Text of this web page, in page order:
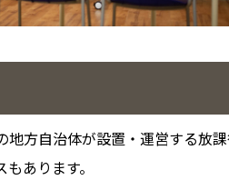
方自治体が設置・運営する放
あります。